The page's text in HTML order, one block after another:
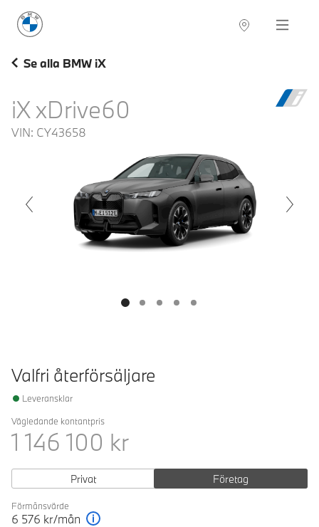
BMW Sverige Navigation
Se alla BMW iX
iX xDrive60
VIN: CY43658
Valfri återförsäljare
Leveransklar
Vägledande kontantpris
1 146 100 kr
Privat Företag
Förmånsvärde
6 576 kr/mån